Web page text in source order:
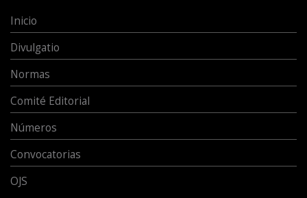
Inicio
Divulgatio
Normas
Comité Editorial
Números
Convocatorias
OJS